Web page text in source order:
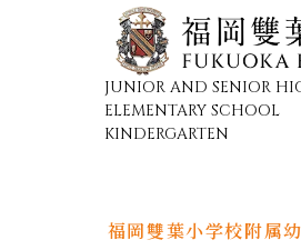
JUNIOR AND SENIOR
ELEMENTARY SCHOOL
KINDERGARTEN
福岡雙葉小学校附属